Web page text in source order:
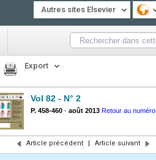
Autres sites Elsevier
Export
Vol 82 - N° 2
P. 458-460 - août 2013 Retour au numéro
Article précédent | Article suivant